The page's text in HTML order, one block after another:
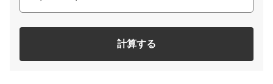
計算する